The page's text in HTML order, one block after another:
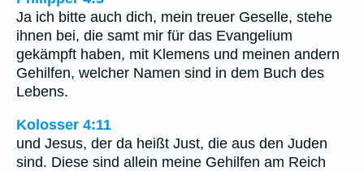
Ja ich bitte auch dich, mein treuer Geselle, stehe
ihnen bei, die samt mir für das Evangelium
gekämpft haben, mit Klemens und meinen andern
Gehilfen, welcher Namen sind in dem Buch des
Lebens.
Kolosser 4:11
und Jesus, der da heißt Just, die aus den Juden
sind. Diese sind allein meine Gehilfen am Reich